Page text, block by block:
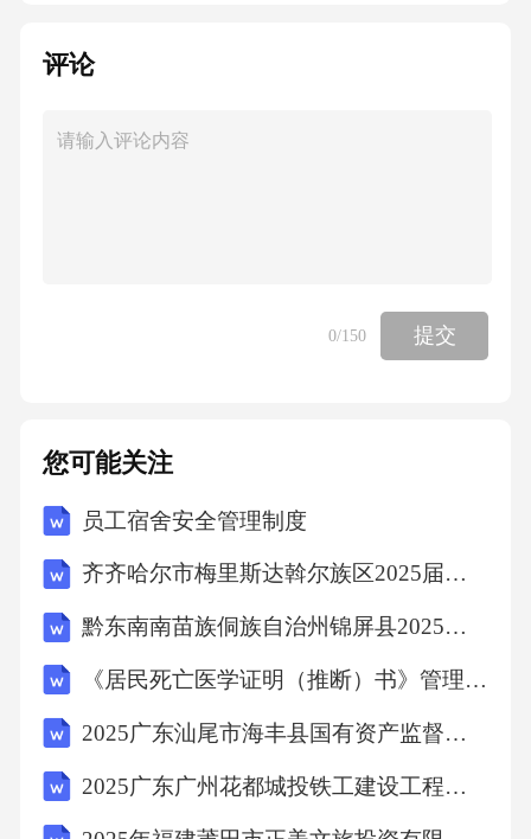
国所有发展问题D.我国已经建成社会主义现代
A.平等团结互助和谐B.民族区域自治制度C.民族
议、全球安全倡议、全球文明倡议，推动构建
人类命运共同体。这表明中国（）A.已经成为
中心工作D.维护世界和平，消除各国利益分歧1
4.下列对我国不同发展阶段战略目标的排序，正
确的是（）①基本实现社会主义现代化②全面
现中华民族伟大复兴A.②→①→③→④B.①→
②→③→④C.②→③→①→④D.④→②→①→
③15.某社区居委会依托“居民议事堂”平台，组
织居民代表、物业公司、社区工作站共同协商
评论
0/150 提交
您可能关注
员工宿舍安全管理制度
齐齐哈尔市梅里斯达斡尔族区2025届数学三年级第二学期期末达标测试试题（含答案解析）
黔东南南苗族侗族自治州锦屏县2025年数学三年级第二学期期末考试模拟试题含答案
《居民死亡医学证明（推断）书》管理制度考试题目
2025广东汕尾市海丰县国有资产监督管理局招聘县属国有企业工作人员12人笔试历年典型考点题库附带答案详解
2025广东广州花都城投铁工建设工程有限公司招聘广州花都诚锐建设有限公司和广州花都城兴建设有限公司工作人员参加笔试人员笔试历年典型考点题库附带答案详解